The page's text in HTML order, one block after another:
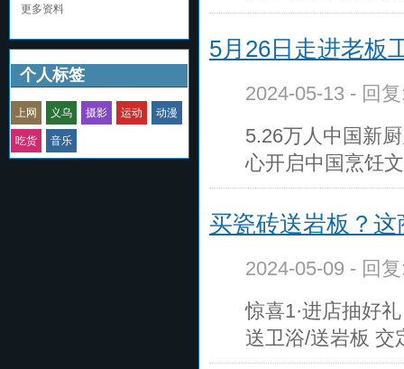
更多资料
个人标签
上网 义乌 摄影 运动 动漫
吃货 音乐
5月26日走进老板
2024-05-13 - 回
5.26万人中国新
心开启中国烹饪文
买瓷砖送岩板？
2024-05-09 - 回
惊喜1·进店抽好
送卫浴/送岩板 交